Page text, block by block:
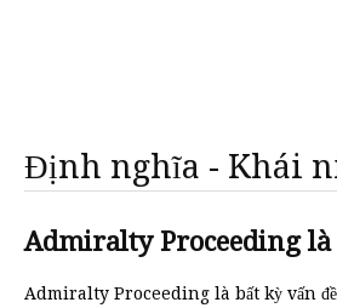
Định nghĩa - Khái
Admiralty Proceeding
Admiralty Proceeding là bất kỳ vấn